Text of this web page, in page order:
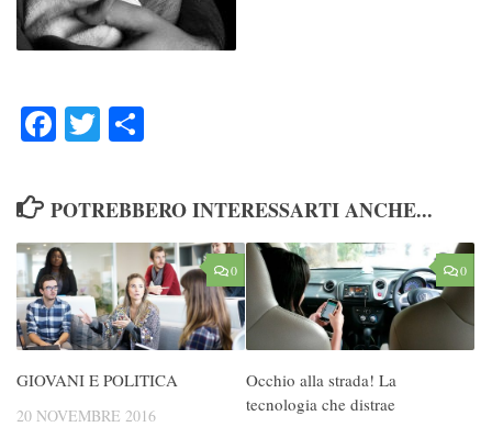
FacebookTwitter
POTREBBERO INTERESSARTI ANCHE...
0
GIOVANI E POLITICA
20 NOVEMBRE 2016
0
Occhio alla strada! La
tecnologia che distrae